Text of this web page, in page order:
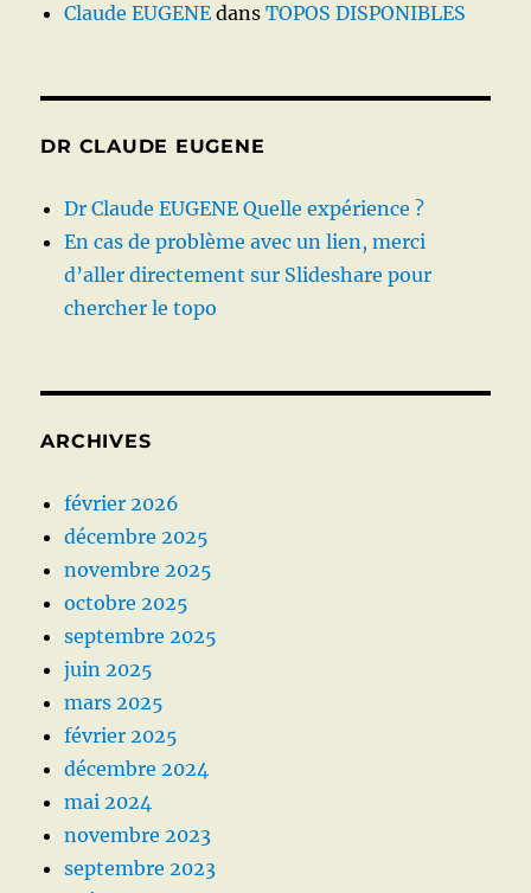
Claude EUGENE dansTOPOS DISPONIBLES
DR CLAUDE EUGENE
Dr Claude EUGENE Quelle expérience ?
En cas de problème avec un lien, merci
d’aller directement sur Slideshare pour
chercher le topo
ARCHIVES
février 2026
décembre 2025
novembre 2025
octobre 2025
septembre 2025
juin 2025
mars 2025
février 2025
décembre 2024
mai 2024
novembre 2023
septembre 2023